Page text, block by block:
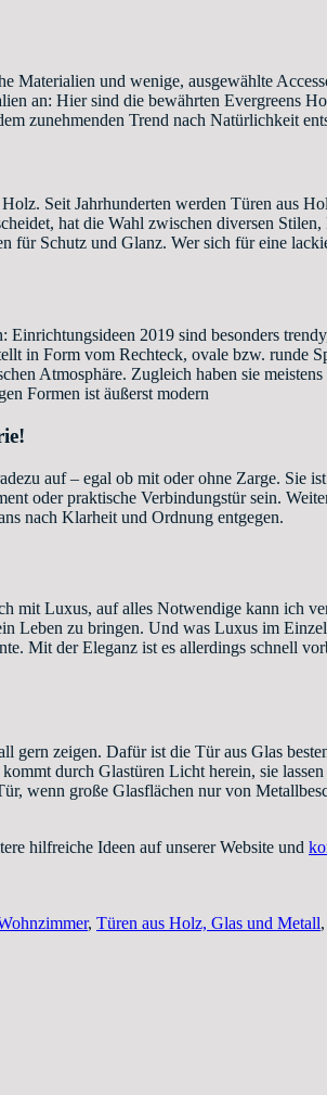
und wenige, ausgewählte
an: Hier sind die bewährten
zunehmenden Trend nach Natürlichkeit
Seit Jahrhunderten werden Türen aus
hat die Wahl zwischen diversen
für Schutz und Glanz. Wer sich für eine
2019 sind besonders
in Form vom Rechteck, ovale bzw. runde
Atmosphäre. Zugleich haben sie
Formen ist äußerst modern
auf – egal ob mit oder ohne Zarge. Sie
oder praktische Verbindungstür sein.
nach Klarheit und Ordnung entgegen.
mit Luxus, auf alles Notwendige kann ich
Leben zu bringen. Und was Luxus im
Mit der Eleganz ist es allerdings schnell
gern zeigen. Dafür ist die Tür aus Glas
durch Glastüren Licht herein, sie
wenn große Glasflächen nur von
hilfreiche Ideen auf unserer Website und
, Türen aus Holz, Glas und Metall,